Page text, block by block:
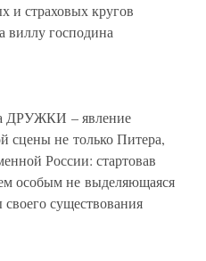
страховых кругов
виллу господина
ДРУЖКИ – явление
сцены не только Питера,
России: стартовав
особым не выделяющаяся
существования